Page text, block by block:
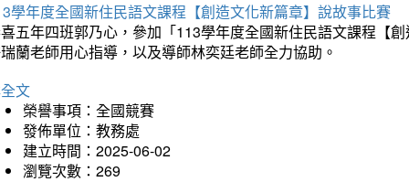
學年度全國新住民語文課程【創造文化新篇章】說故事比賽
五年四班郭乃心，參加「113學年度全國新住民語文課程【
蘭老師用心指導，以及導師林奕廷老師全力協助。
文
榮譽事項：全國競賽
發佈單位：教務處
建立時間：2025-06-02
瀏覽次數：269